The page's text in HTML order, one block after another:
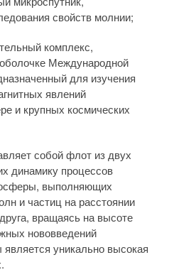
свойств молнии;
комплекс,
Международной
для изучения
явлений
и крупных космических
собой флот из двух
динамику процессов
выполняющих
и частиц на расстоянии
вращаясь на высоте
нововведений
уникально высокая